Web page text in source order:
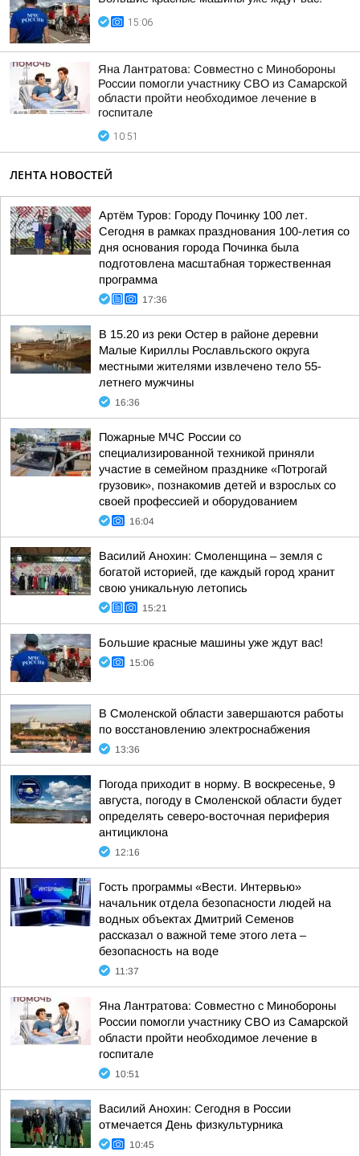
15:06
Яна Лантратова: Совместно с Минобороны
России помогли участнику СВО из Самарской
области пройти необходимое лечение в
госпитале
10:51
ЛЕНТА НОВОСТЕЙ
Артём Туров: Городу Починку 100 лет.
Сегодня в рамках празднования 100-летия со
дня основания города Починка была
подготовлена масштабная торжественная
программа
17:36
В 15.20 из реки Остер в районе деревни
Малые Кириллы Рославльского округа
местными жителями извлечено тело 55-
летнего мужчины
16:36
Пожарные МЧС России со
специализированной техникой приняли
участие в семейном празднике «Потрогай
грузовик», познакомив детей и взрослых со
своей профессией и оборудованием
16:04
Василий Анохин: Смоленщина – земля с
богатой историей, где каждый город хранит
свою уникальную летопись
15:21
Большие красные машины уже ждут вас!
15:06
В Смоленской области завершаются работы
по восстановлению электроснабжения
13:36
Погода приходит в норму. В воскресенье, 9
августа, погоду в Смоленской области будет
определять северо-восточная периферия
антициклона
12:16
Гость программы «Вести. Интервью»
начальник отдела безопасности людей на
водных объектах Дмитрий Семенов
рассказал о важной теме этого лета –
безопасность на воде
11:37
Яна Лантратова: Совместно с Минобороны
России помогли участнику СВО из Самарской
области пройти необходимое лечение в
госпитале
10:51
Василий Анохин: Сегодня в России
отмечается День физкультурника
10:45